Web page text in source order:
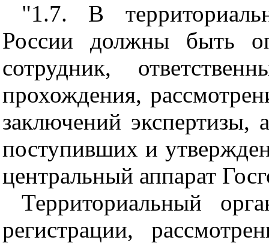
"1.7. В
России должны быть
сотрудник,
прохождения,
заключений экспертизы,
поступивших и
центральный аппарат
Территориальный
регистрации,